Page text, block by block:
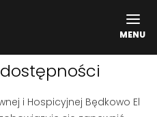
MENU
dostępności
i Hospicyjnej Będkowo El